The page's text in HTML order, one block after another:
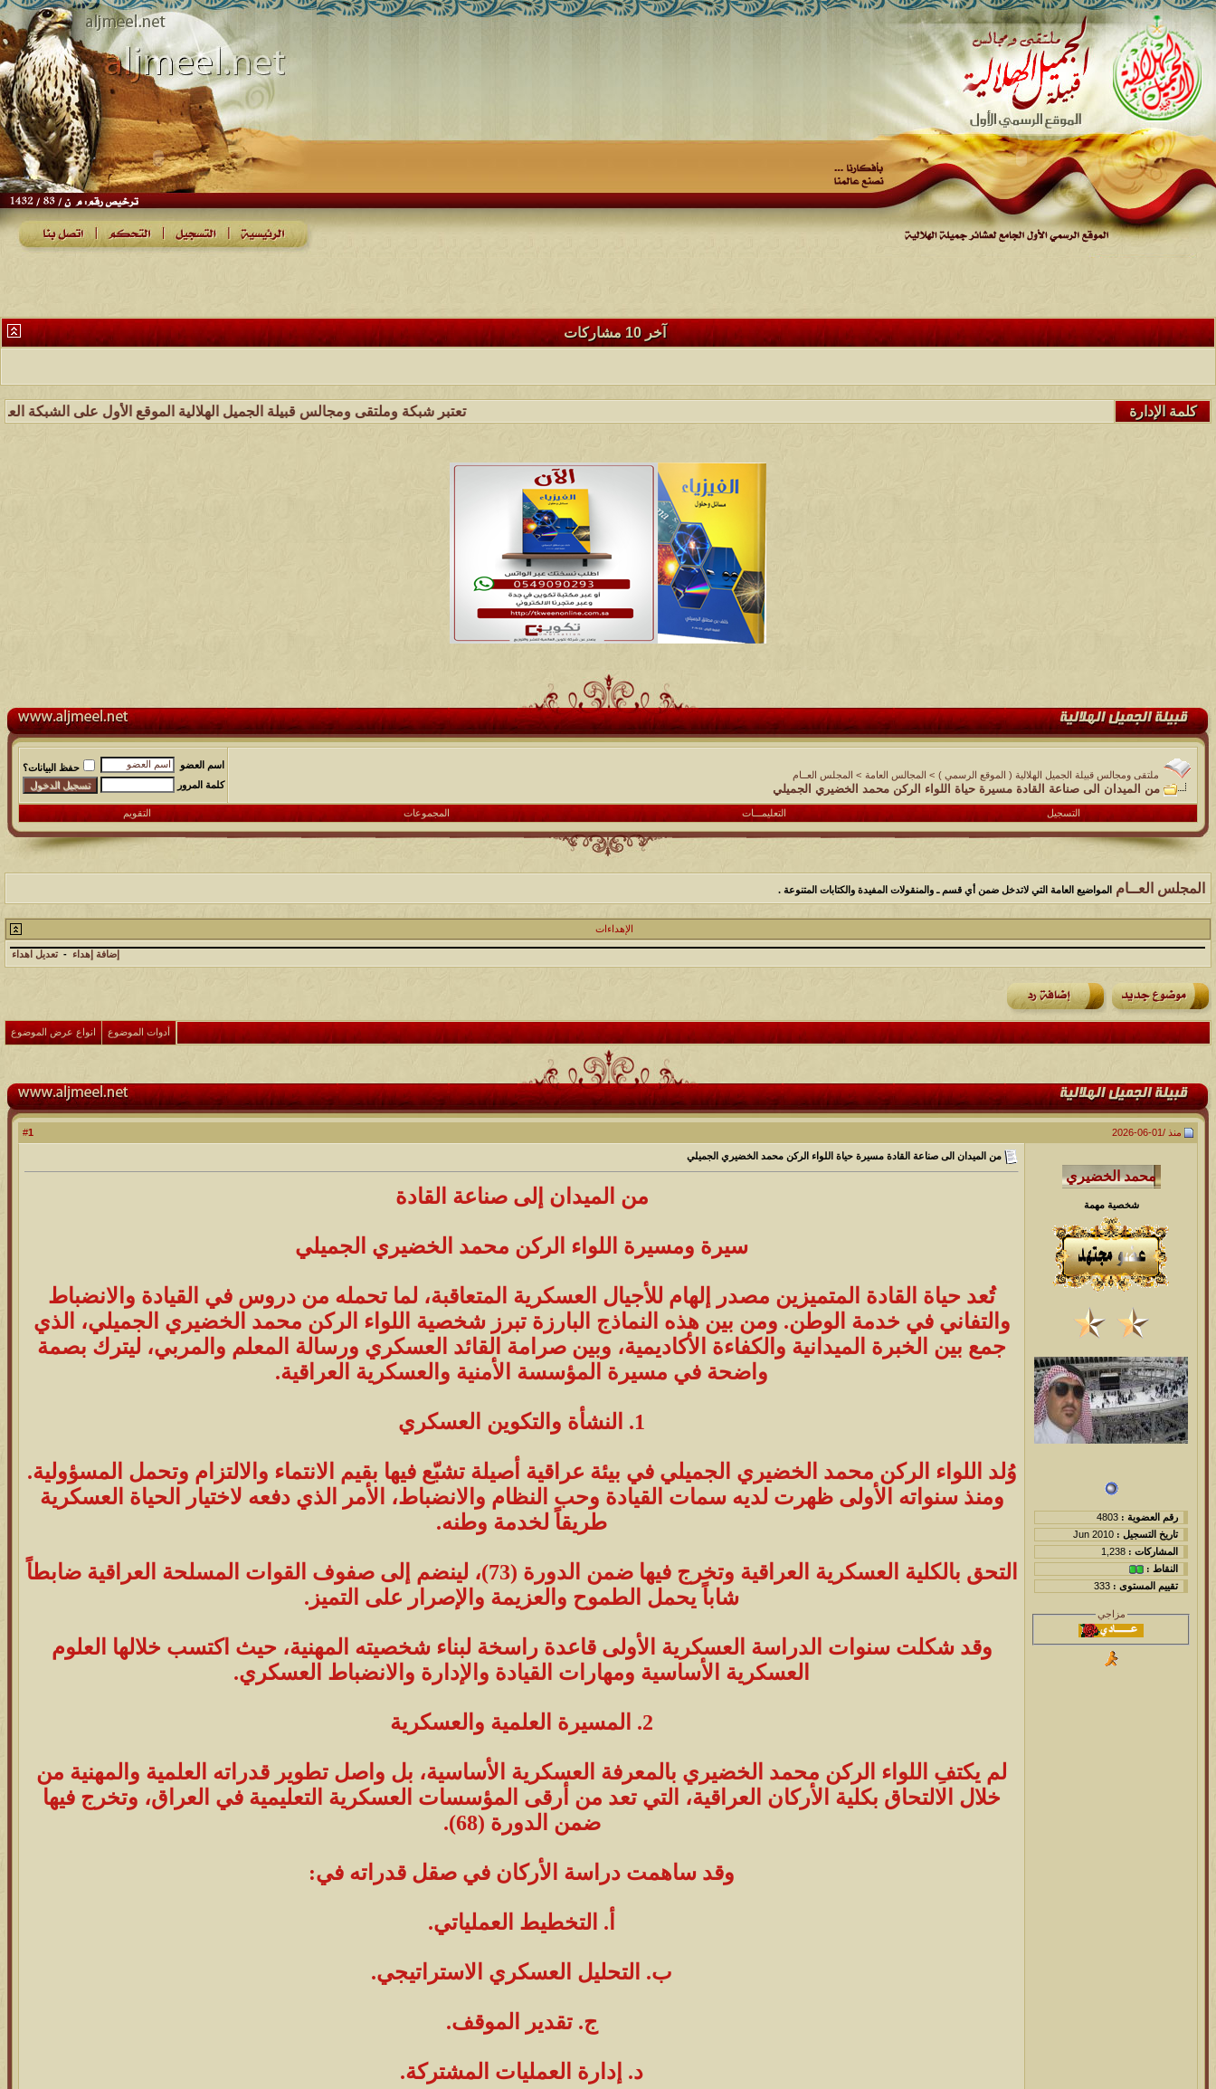
آخر 10 مشاركات
تعتبر شبكة وملتقى ومجالس قبيلة الجميل الهلالية الموقع الأول على الشبكة العنكبوتية كلمة الإدارة
ملتقى ومجالس قبيلة الجميل الهلالية ( الموقع الرسمي ) > المجالس العامة > المجلس العــام
من الميدان الى صناعة القادة مسيرة حياة اللواء الركن محمد الخضيري الجميلي
اسم العضو
حفظ البيانات؟
كلمة المرور
التسجيل التعليمـــات المجموعات التقويم
المجلس العــام المواضيع العامة التي لاتدخل ضمن أي قسم ـ والمنقولات المفيدة والكتابات المتنوعة .
الإهداءات
إضافة إهداء - تعديل اهداء
أدوات الموضوع انواع عرض الموضوع
منذ /01-06-2026
1
شخصية مهمة
رقم العضوية : 4803
تاريخ التسجيل : Jun 2010
المشاركات : 1,238
النقاط :
تقييم المستوى : 333
مزاجي
من الميدان الى صناعة القادة مسيرة حياة اللواء الركن محمد الخضيري الجميلي
من الميدان إلى صناعة القادة
سيرة ومسيرة اللواء الركن محمد الخضيري الجميلي
تُعد حياة القادة المتميزين مصدر إلهام للأجيال العسكرية المتعاقبة، لما تحمله من دروس في القيادة والانضباط
والتفاني في خدمة الوطن. ومن بين هذه النماذج البارزة تبرز شخصية اللواء الركن محمد الخضيري الجميلي، الذي
جمع بين الخبرة الميدانية والكفاءة الأكاديمية، وبين صرامة القائد العسكري ورسالة المعلم والمربي، ليترك بصمة
واضحة في مسيرة المؤسسة الأمنية والعسكرية العراقية.
1. النشأة والتكوين العسكري
وُلد اللواء الركن محمد الخضيري الجميلي في بيئة عراقية أصيلة تشبّع فيها بقيم الانتماء والالتزام وتحمل المسؤولية.
ومنذ سنواته الأولى ظهرت لديه سمات القيادة وحب النظام والانضباط، الأمر الذي دفعه لاختيار الحياة العسكرية
طريقاً لخدمة وطنه.
التحق بالكلية العسكرية العراقية وتخرج فيها ضمن الدورة (73)، لينضم إلى صفوف القوات المسلحة العراقية ضابطاً
شاباً يحمل الطموح والعزيمة والإصرار على التميز.
وقد شكلت سنوات الدراسة العسكرية الأولى قاعدة راسخة لبناء شخصيته المهنية، حيث اكتسب خلالها العلوم
العسكرية الأساسية ومهارات القيادة والإدارة والانضباط العسكري.
2. المسيرة العلمية والعسكرية
لم يكتفِ اللواء الركن محمد الخضيري بالمعرفة العسكرية الأساسية، بل واصل تطوير قدراته العلمية والمهنية من
خلال الالتحاق بكلية الأركان العراقية، التي تعد من أرقى المؤسسات العسكرية التعليمية في العراق، وتخرج فيها
ضمن الدورة (68).
وقد ساهمت دراسة الأركان في صقل قدراته في:
أ. التخطيط العملياتي.
ب. التحليل العسكري الاستراتيجي.
ج. تقدير الموقف.
د. إدارة العمليات المشتركة.